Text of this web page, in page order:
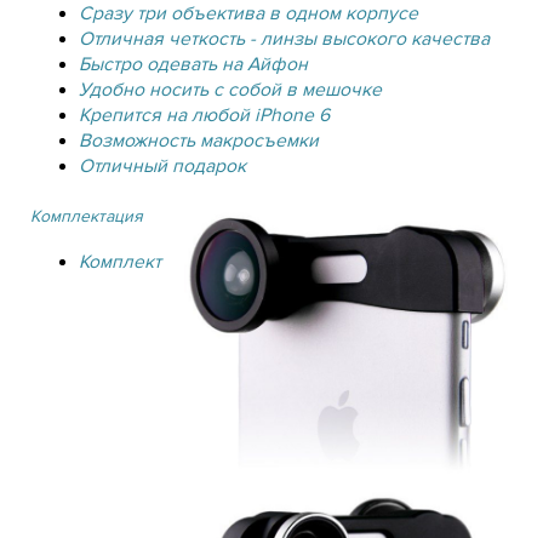
Сразу три объектива в одном корпусе
Отличная четкость - линзы высокого качества
Быстро одевать на Айфон
Удобно носить с собой в мешочке
Крепится на любой iPhone 6
Возможность макросъемки
Отличный подарок
Комплектация
Комплект